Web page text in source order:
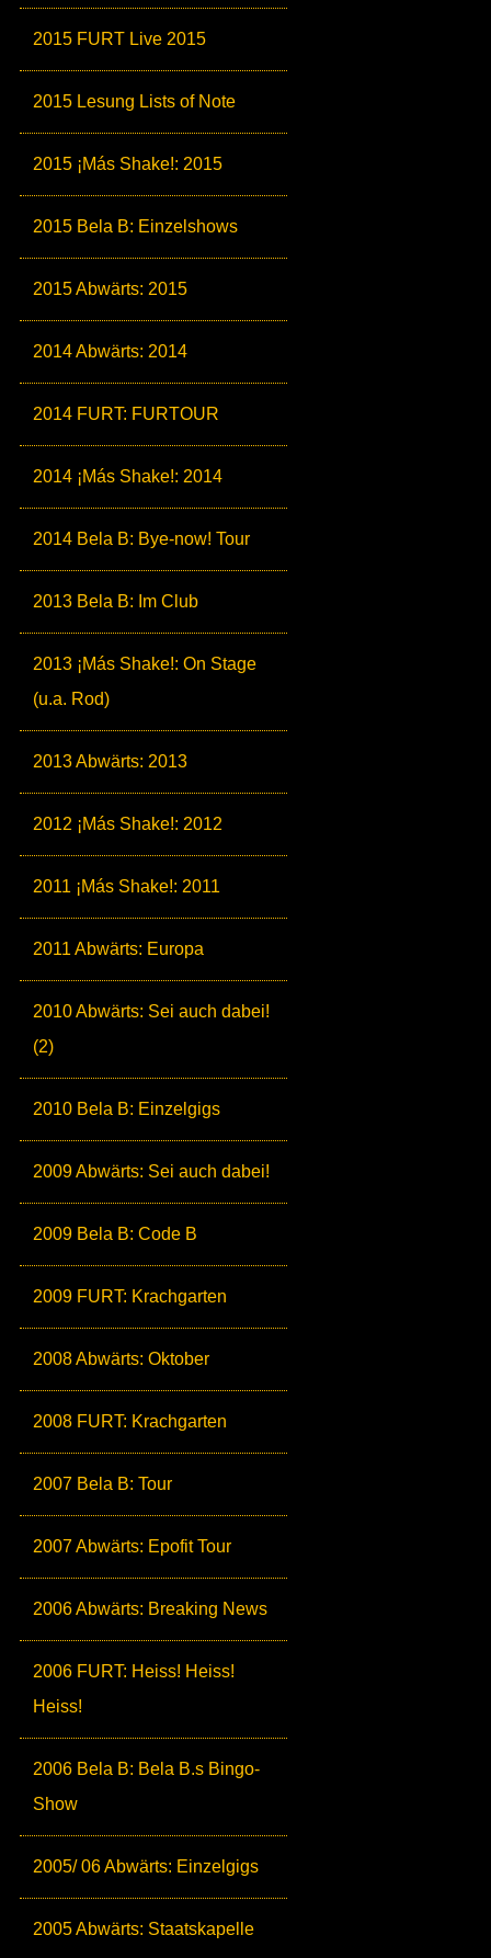
2015 FURT Live 2015
2015 Lesung Lists of Note
2015 ¡Más Shake!: 2015
2015 Bela B: Einzelshows
2015 Abwärts: 2015
2014 Abwärts: 2014
2014 FURT: FURTOUR
2014 ¡Más Shake!: 2014
2014 Bela B: Bye-now! Tour
2013 Bela B: Im Club
2013 ¡Más Shake!: On Stage
(u.a. Rod)
2013 Abwärts: 2013
2012 ¡Más Shake!: 2012
2011 ¡Más Shake!: 2011
2011 Abwärts: Europa
2010 Abwärts: Sei auch dabei!
(2)
2010 Bela B: Einzelgigs
2009 Abwärts: Sei auch dabei!
2009 Bela B: Code B
2009 FURT: Krachgarten
2008 Abwärts: Oktober
2008 FURT: Krachgarten
2007 Bela B: Tour
2007 Abwärts: Epofit Tour
2006 Abwärts: Breaking News
2006 FURT: Heiss! Heiss!
Heiss!
2006 Bela B: Bela B.s Bingo-
Show
2005/ 06 Abwärts: Einzelgigs
2005 Abwärts: Staatskapelle